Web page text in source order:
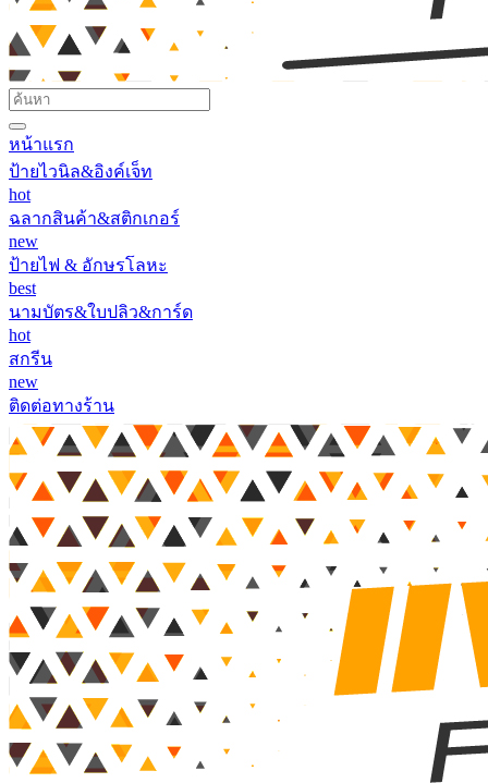
หน้าแรก
ป้ายไวนิล&อิงค์เจ็ท
hot
ฉลากสินค้า&สติกเกอร์
new
ป้ายไฟ & อักษรโลหะ
best
นามบัตร&ใบปลิว&การ์ด
hot
สกรีน
new
ติดต่อทางร้าน